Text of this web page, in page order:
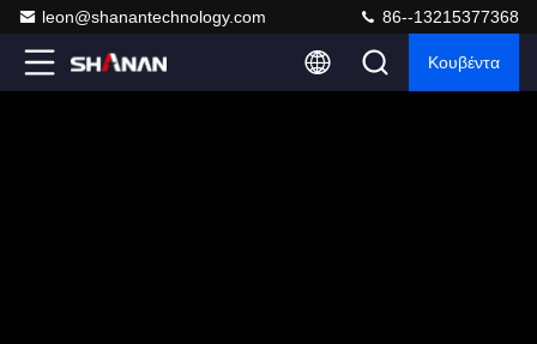
leon@shanantechnology.com 86--13215377368
Κουβέντα